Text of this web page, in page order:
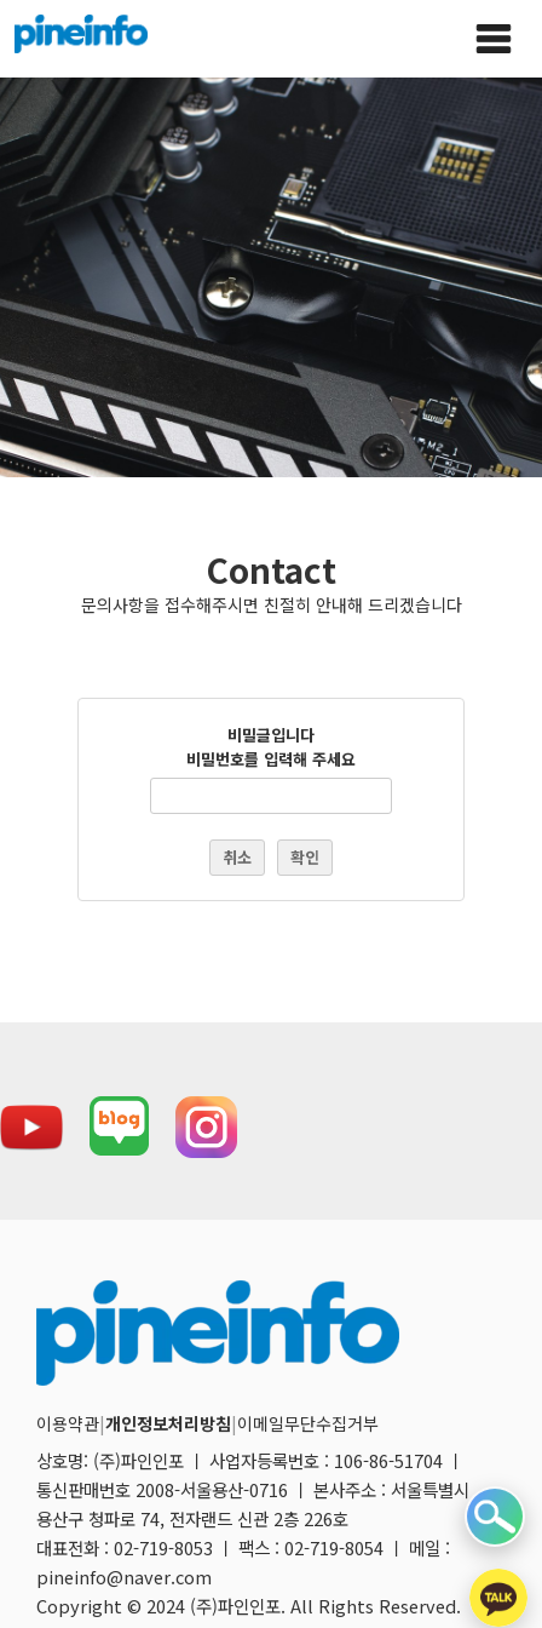
콘텐츠로
건너뛰기
Main
Menu
Contact
문의사항을 접수해주시면 친절히 안내해 드리겠습니다
비밀글입니다
비밀번호를 입력해 주세요
취소 확인
이용약관|개인정보처리방침|이메일무단수집거부
상호명: (주)파인인포 ㅣ 사업자등록번호 : 106-86-51704 ㅣ
통신판매번호 2008-서울용산-0716 ㅣ 본사주소 : 서울특별시
용산구 청파로 74, 전자랜드 신관 2층 226호
대표전화 : 02-719-8053 ㅣ 팩스 : 02-719-8054 ㅣ 메일 :
pineinfo@naver.com
Copyright © 2024 (주)파인인포. All Rights Reserved.
파인인포 홈으로 이동